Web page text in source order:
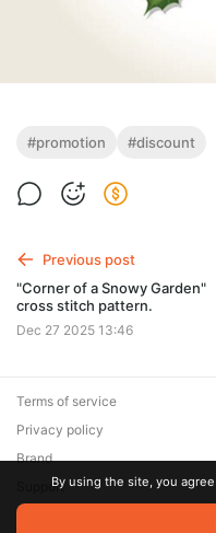
#promotion #discount
Previous post
"Corner of a Snowy Garden"
cross stitch pattern.
Dec 27 2025 13:46
© 2026 Zaya Solutions
Terms of service
Privacy policy
Brand
SupportBy using the site, you